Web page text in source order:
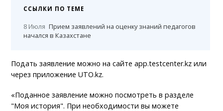
ССЫЛКИ ПО ТЕМЕ
8 Июля Прием заявлений на оценку знаний педагогов
начался в Казахстане
Подать заявление можно на сайте app.testcenter.kz или
через приложение UTO.kz.
«Поданное заявление можно посмотреть в разделе
"Моя история". При необходимости вы можете